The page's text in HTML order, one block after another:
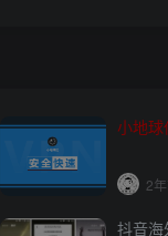
小地
2
抖音